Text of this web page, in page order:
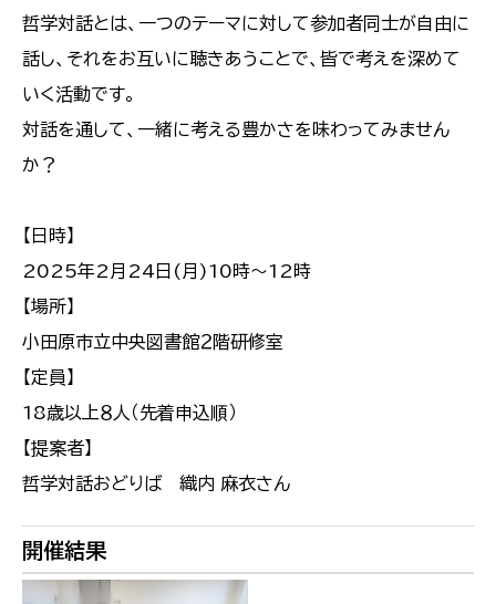
哲学対話とは、一つのテーマに対して参加者同士が自由に
話し、それをお互いに聴きあうことで、皆で考えを深めて
いく活動です。
対話を通して、一緒に考える豊かさを味わってみません
か？
【日時】
2025年2月24日(月)10時～12時
【場所】
小田原市立中央図書館２階研修室
【定員】
18歳以上８人（先着申込順）
【提案者】
哲学対話おどりば 織内 麻衣さん
開催結果